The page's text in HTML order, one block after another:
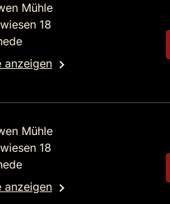
Mühle
18
anzeigen
Mühle
18
anzeigen